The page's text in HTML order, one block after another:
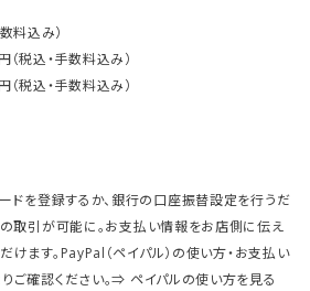
料込み）
税込・手数料込み）
税込・手数料込み）
ードを登録するか、銀行の口座振替設定を行うだ
取引が可能に。お支払い情報をお店側に伝え
けます。PayPal（ペイパル）の使い方・お支払い
ご確認ください。⇒ ペイパルの使い方を見る